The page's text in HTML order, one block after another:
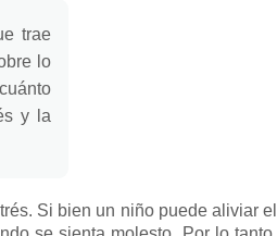
trae
lo
y la
Si bien un niño puede aliviar el